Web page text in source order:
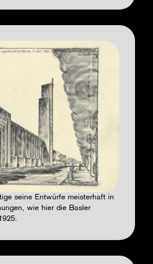
seine Entwürfe meisterhaft in
wie hier die Basler